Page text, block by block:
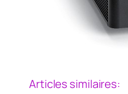
Articles similaires: